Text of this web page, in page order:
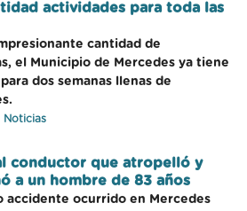
actividades para toda las
cantidad de
el Municipio de Mercedes ya tiene
dos semanas llenas de
Noticias
conductor que atropelló y
a un hombre de 83 años
accidente ocurrido en Mercedes